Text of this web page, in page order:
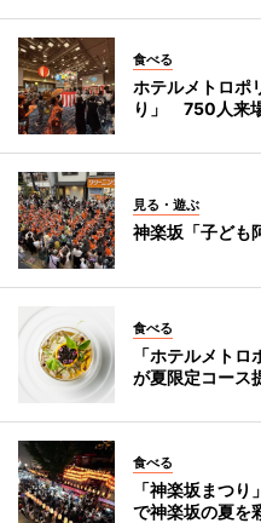
食べる
ホテルメトロポ
り」 750人来
見る・遊ぶ
神楽坂「子ども
食べる
「ホテルメト
が夏限定コース
食べる
「神楽坂まつ
で神楽坂の夏を